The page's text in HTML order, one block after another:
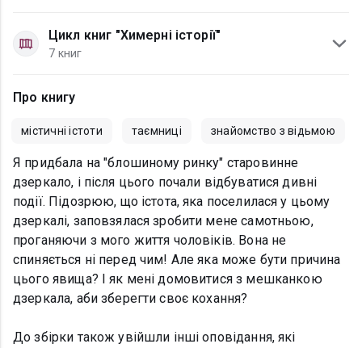
Цикл книг "Химерні історії"
7 книг
Про книгу
містичні істоти таємниці знайомство з відьмою
Я придбала на "блошиному ринку" старовинне
дзеркало, і після цього почали відбуватися дивні
події. Підозрюю, що істота, яка поселилася у цьому
дзеркалі, заповзялася зробити мене самотньою,
проганяючи з мого життя чоловіків. Вона не
спиняється ні перед чим! Але яка може бути причина
цього явища? І як мені домовитися з мешканкою
дзеркала, аби зберегти своє кохання?
До збірки також увійшли інші оповідання, які